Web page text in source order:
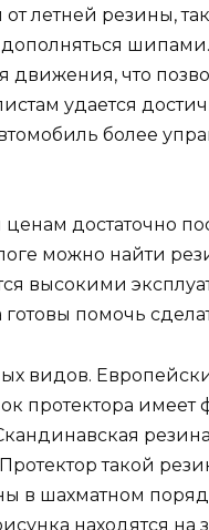
от летней резины,
дополняться
что
удается
более
достаточно
можно найти
высокими
помочь
видов.
протектора имеет
такой
в шахматном
находятся